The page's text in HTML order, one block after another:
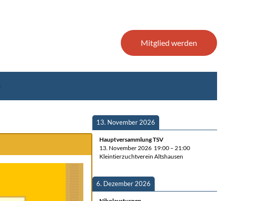
Mit­glied werden
13. Novem­ber 2026
Haupt­ver­samm­lung TSV
13. Novem­ber 2026 19:00 – 21:00
Klein­tier­zucht­ver­ein Altshausen
6. Dezem­ber 2026